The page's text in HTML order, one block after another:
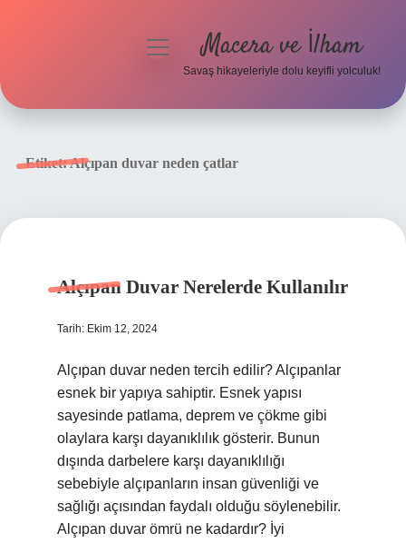
menüyüMacera ve İlham
Savaş hikayeleriyle dolu keyifli yolculuk!
Etiket:Alçıpan duvar neden çatlar
Alçıpan Duvar Nerelerde Kullanılır
Tarih: Ekim 12, 2024
Alçıpan duvar neden tercih edilir? Alçıpanlar
esnek bir yapıya sahiptir. Esnek yapısı
sayesinde patlama, deprem ve çökme gibi
olaylara karşı dayanıklılık gösterir. Bunun
dışında darbelere karşı dayanıklılığı
sebebiyle alçıpanların insan güvenliği ve
sağlığı açısından faydalı olduğu söylenebilir.
Alçıpan duvar ömrü ne kadardır? İyi